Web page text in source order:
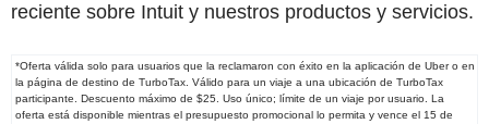
reciente sobre Intuit y nuestros productos y servicios.
*Oferta válida solo para usuarios que la reclamaron con éxito en la aplicación de Uber o en
la página de destino de TurboTax. Válido para un viaje a una ubicación de TurboTax
participante. Descuento máximo de $25. Uso único; límite de un viaje por usuario. La
oferta está disponible mientras el presupuesto promocional lo permita y vence el 15 de